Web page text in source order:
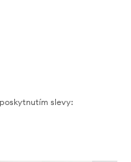
slevy: